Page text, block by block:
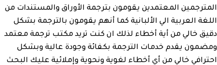
المترجمين المعتمدين يقومون بترجمة الأوراق والمستندات من
اللغة العربية الي الألبانية كما أنهم يقومون بالترجمة بشكل
دقيق خالي من أية أخطاء لذلك ان كنت تريد مكتب ترجمة معتمد
ومضمون يقدم خدمات الترجمة بكفائة وجودة عالية وبشكل
احترافي خالي من أي أخطاء لغوية ونحوية وإملائية عليك البحث